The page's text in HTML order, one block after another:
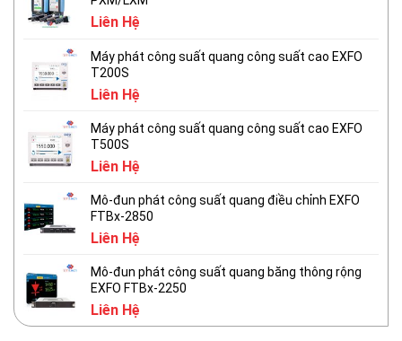
Liên Hệ
Máy phát công suất quang công suất cao EXFO
T200S
Liên Hệ
Máy phát công suất quang công suất cao EXFO
T500S
Liên Hệ
Mô-đun phát công suất quang điều chỉnh EXFO
FTBx-2850
Liên Hệ
Mô-đun phát công suất quang băng thông rộng
EXFO FTBx-2250
Liên Hệ